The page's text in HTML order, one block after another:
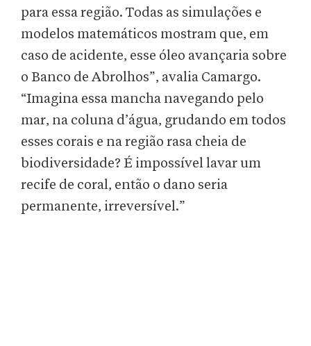
para essa região. Todas as simulações e
modelos matemáticos mostram que, em
caso de acidente, esse óleo avançaria sobre
o Banco de Abrolhos”, avalia Camargo.
“Imagina essa mancha navegando pelo
mar, na coluna d’água, grudando em todos
esses corais e na região rasa cheia de
biodiversidade? É impossível lavar um
recife de coral, então o dano seria
permanente, irreversível.”